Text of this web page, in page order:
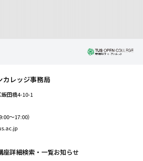
カレッジ事務局
飯田橋4-10-1
～17:00）
座詳細検索・一覧お知らせ